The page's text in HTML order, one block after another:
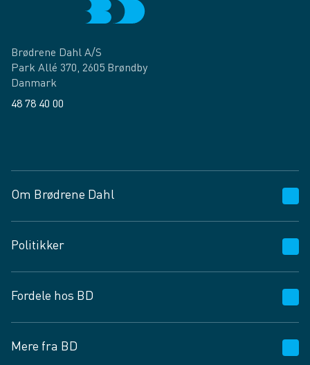
Brødrene Dahl A/S
Park Allé 370, 2605 Brøndby
Danmark
48 78 40 00
Om Brødrene Dahl
Vagttelefon 30 10 89 89
Spørgsmål og svar
Job og karriere
Fødevarekontrolrapport
Politikker
Privatlivspolitik
Cookies
Vilkår og betingelser
Fordele hos BD
BD app
Mere fra BD